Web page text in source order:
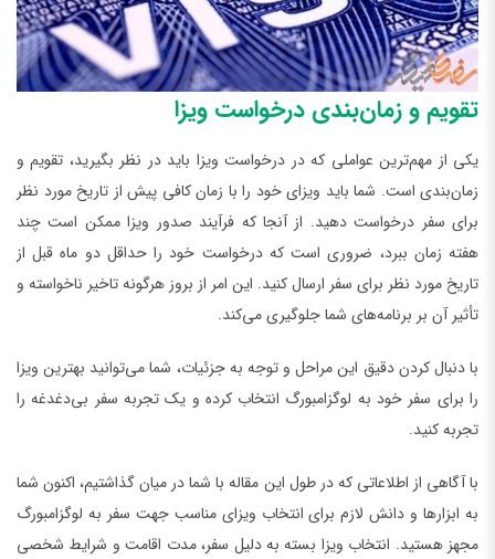
تقویم و زمان‌بندی درخواست ویزا
یکی از مهم‌ترین عواملی که در درخواست ویزا باید در نظر بگیرید، تقویم و
زمان‌بندی است. شما باید ویزای خود را با زمان کافی پیش از تاریخ مورد نظر
برای سفر درخواست دهید. از آنجا که فرآیند صدور ویزا ممکن است چند
هفته زمان ببرد، ضروری است که درخواست خود را حداقل دو ماه قبل از
تاریخ مورد نظر برای سفر ارسال کنید. این امر از بروز هرگونه تاخیر ناخواسته و
تأثیر آن بر برنامه‌های شما جلوگیری می‌کند.
با دنبال کردن دقیق این مراحل و توجه به جزئیات، شما می‌توانید بهترین ویزا
را برای سفر خود به لوگزامبورگ انتخاب کرده و یک تجربه سفر بی‌دغدغه را
تجربه کنید.
با آگاهی از اطلاعاتی که در طول این مقاله با شما در میان گذاشتیم، اکنون شما
به ابزارها و دانش لازم برای انتخاب ویزای مناسب جهت سفر به لوگزامبورگ
مجهز هستید. انتخاب ویزا بسته به دلیل سفر، مدت اقامت و شرایط شخصی